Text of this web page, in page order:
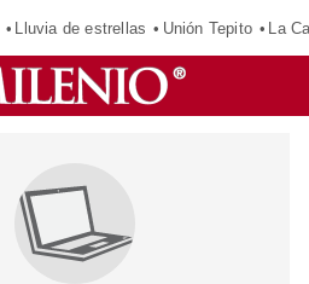
Lluvia de estrellas Unión Tepito La